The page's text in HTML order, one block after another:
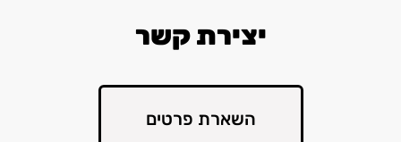
יצירת קשר
השארת פרטים